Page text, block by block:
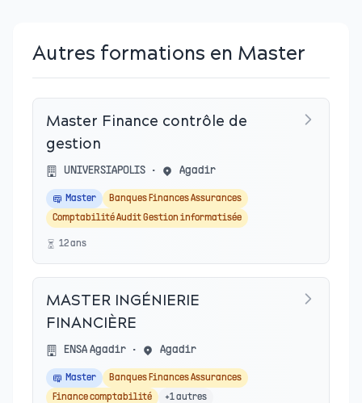
Autres formations en Master
Master Finance contrôle de
gestion
UNIVERSIAPOLIS • Agadir
Master
Banques Finances Assurances
Comptabilité Audit Gestion informatisée
12ans
MASTER INGÉNIERIE
FINANCIÈRE
ENSA Agadir • Agadir
Master
Banques Finances Assurances
Finance comptabilité
+1autres